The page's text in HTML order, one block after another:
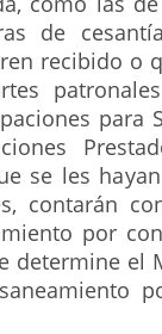
de
recibido o
para
se les
contarán
por
determine el